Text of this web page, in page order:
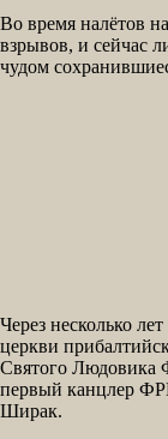
Во время налётов
взрывов, и сейчас
чудом
Через несколько
церкви
Святого Людовика
первый канцлер
Ширак.